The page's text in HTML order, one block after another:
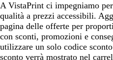
A VistaPrint ci impegniamo
qualità a prezzi accessibili.
pagina delle offerte per
con sconti, promozioni e
utilizzare un solo codice
sconto verrà mostrato nel